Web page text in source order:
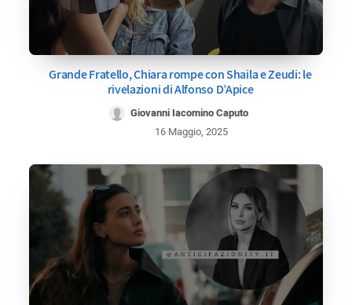
Grande Fratello, Chiara rompe con Shaila e Zeudi: le
rivelazioni di Alfonso D’Apice
Giovanni Iacomino Caputo
16 Maggio, 2025